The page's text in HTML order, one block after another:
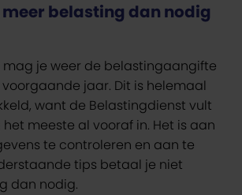
belasting dan nodig
mag je weer de belastingaangifte
jaar. Dit is helemaal
want de Belastingdienst vult
meeste al vooraf in. Het is aan
te controleren en aan te
tips betaal je niet
dan nodig.